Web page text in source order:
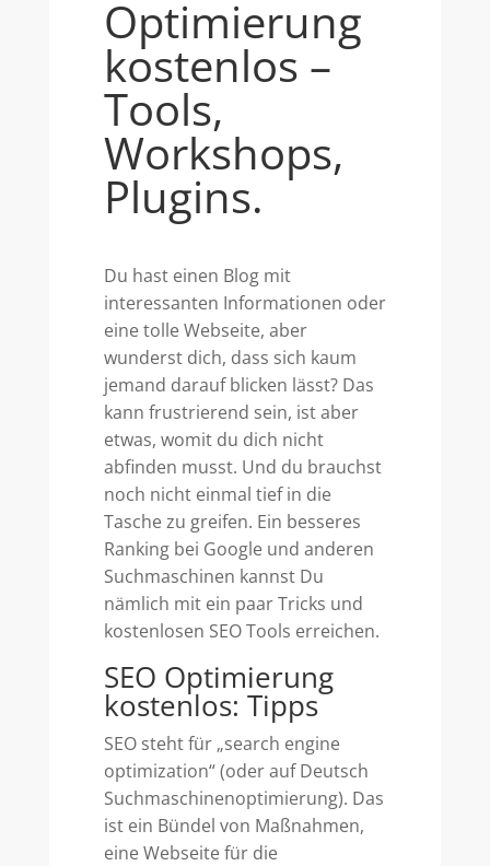
Optimierung
kostenlos –
Tools,
Workshops,
Plugins.
Du hast einen Blog mit
interessanten Informationen oder
eine tolle Webseite, aber
wunderst dich, dass sich kaum
jemand darauf blicken lässt? Das
kann frustrierend sein, ist aber
etwas, womit du dich nicht
abfinden musst. Und du brauchst
noch nicht einmal tief in die
Tasche zu greifen. Ein besseres
Ranking bei Google und anderen
Suchmaschinen kannst Du
nämlich mit ein paar Tricks und
kostenlosen SEO Tools erreichen.
SEO Optimierung
kostenlos: Tipps
SEO steht für „search engine
optimization“ (oder auf Deutsch
Suchmaschinenoptimierung). Das
ist ein Bündel von Maßnahmen,
eine Webseite für die